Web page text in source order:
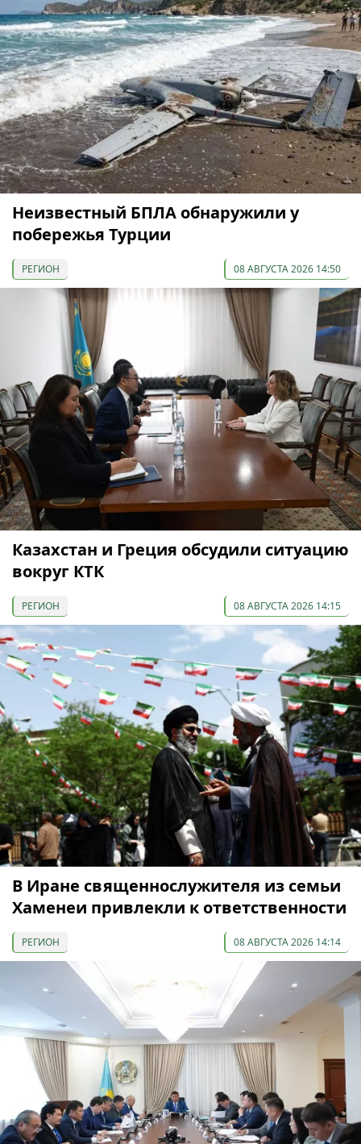
Неизвестный БПЛА обнаружили у
побережья Турции
РЕГИОН 08 АВГУСТА 2026 14:50
Казахстан и Греция обсудили ситуацию
вокруг КТК
РЕГИОН 08 АВГУСТА 2026 14:15
В Иране священнослужителя из семьи
Хаменеи привлекли к ответственности
РЕГИОН 08 АВГУСТА 2026 14:14